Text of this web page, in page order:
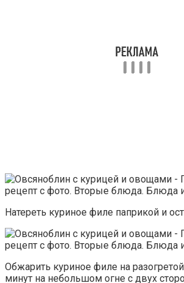
Натереть куриное филе паприкой и
Обжарить куриное филе на
минут на небольшом огне с двух